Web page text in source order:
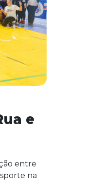
e
entre
na